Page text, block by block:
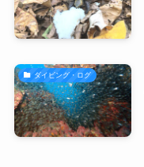
ダイビング・ログ